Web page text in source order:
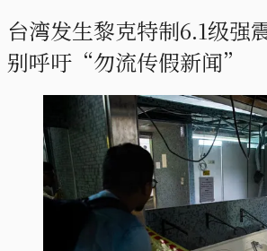
台湾发生黎克特制6.1级强
别呼吁“勿流传假新闻”